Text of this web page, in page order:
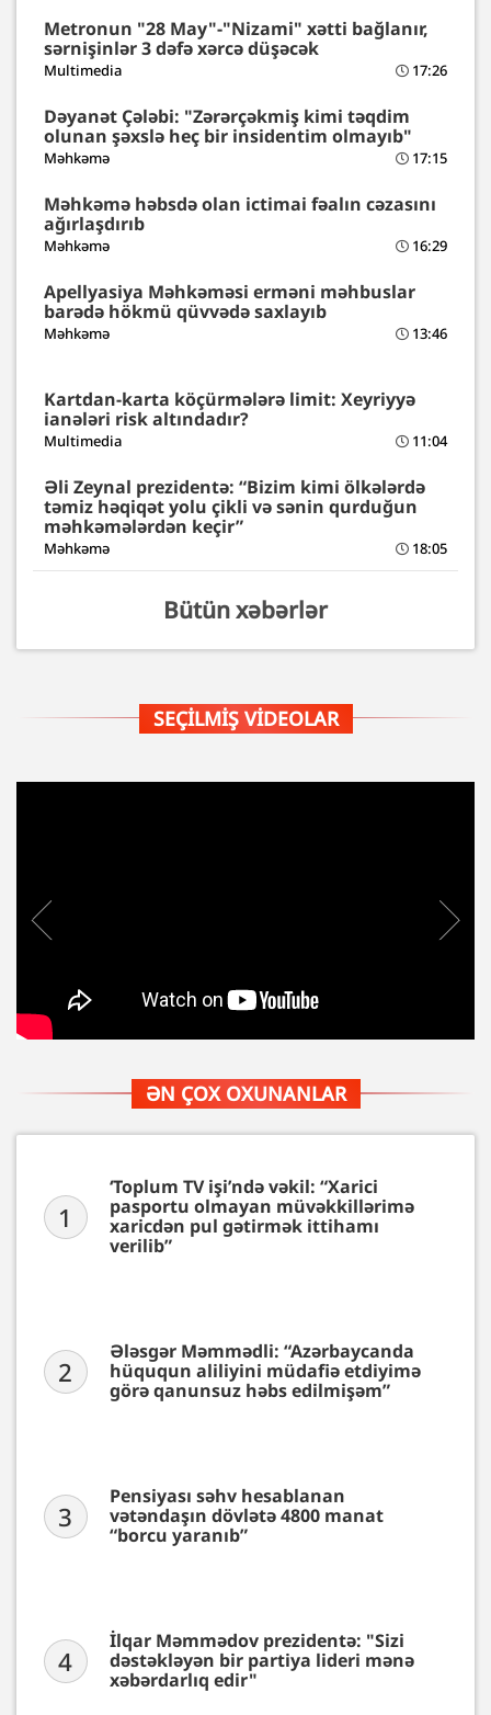
Metronun "28 May"-"Nizami" xətti bağlanır,
sərnişinlər 3 dəfə xərcə düşəcək
Multimedia 17:26
Dəyanət Çələbi: "Zərərçəkmiş kimi təqdim
olunan şəxslə heç bir insidentim olmayıb"
Məhkəmə 17:15
Məhkəmə həbsdə olan ictimai fəalın cəzasını
ağırlaşdırıb
Məhkəmə 16:29
Apellyasiya Məhkəməsi erməni məhbuslar
barədə hökmü qüvvədə saxlayıb
Məhkəmə 13:46
Kartdan-karta köçürmələrə limit: Xeyriyyə
ianələri risk altındadır?
Multimedia 11:04
Əli Zeynal prezidentə: “Bizim kimi ölkələrdə
təmiz həqiqət yolu çikli və sənin qurduğun
məhkəmələrdən keçir”
Məhkəmə 18:05
Bütün xəbərlər
SEÇILMIŞ VIDEOLAR
ƏN ÇOX OXUNANLAR
1
‘Toplum TV işi’ndə vəkil: “Xarici
pasportu olmayan müvəkkillərimə
xaricdən pul gətirmək ittihamı
verilib”
2
Ələsgər Məmmədli: “Azərbaycanda
hüququn aliliyini müdafiə etdiyimə
görə qanunsuz həbs edilmişəm”
3
Pensiyası səhv hesablanan
vətəndaşın dövlətə 4800 manat
“borcu yaranıb”
4
İlqar Məmmədov prezidentə: "Sizi
dəstəkləyən bir partiya lideri mənə
xəbərdarlıq edir"